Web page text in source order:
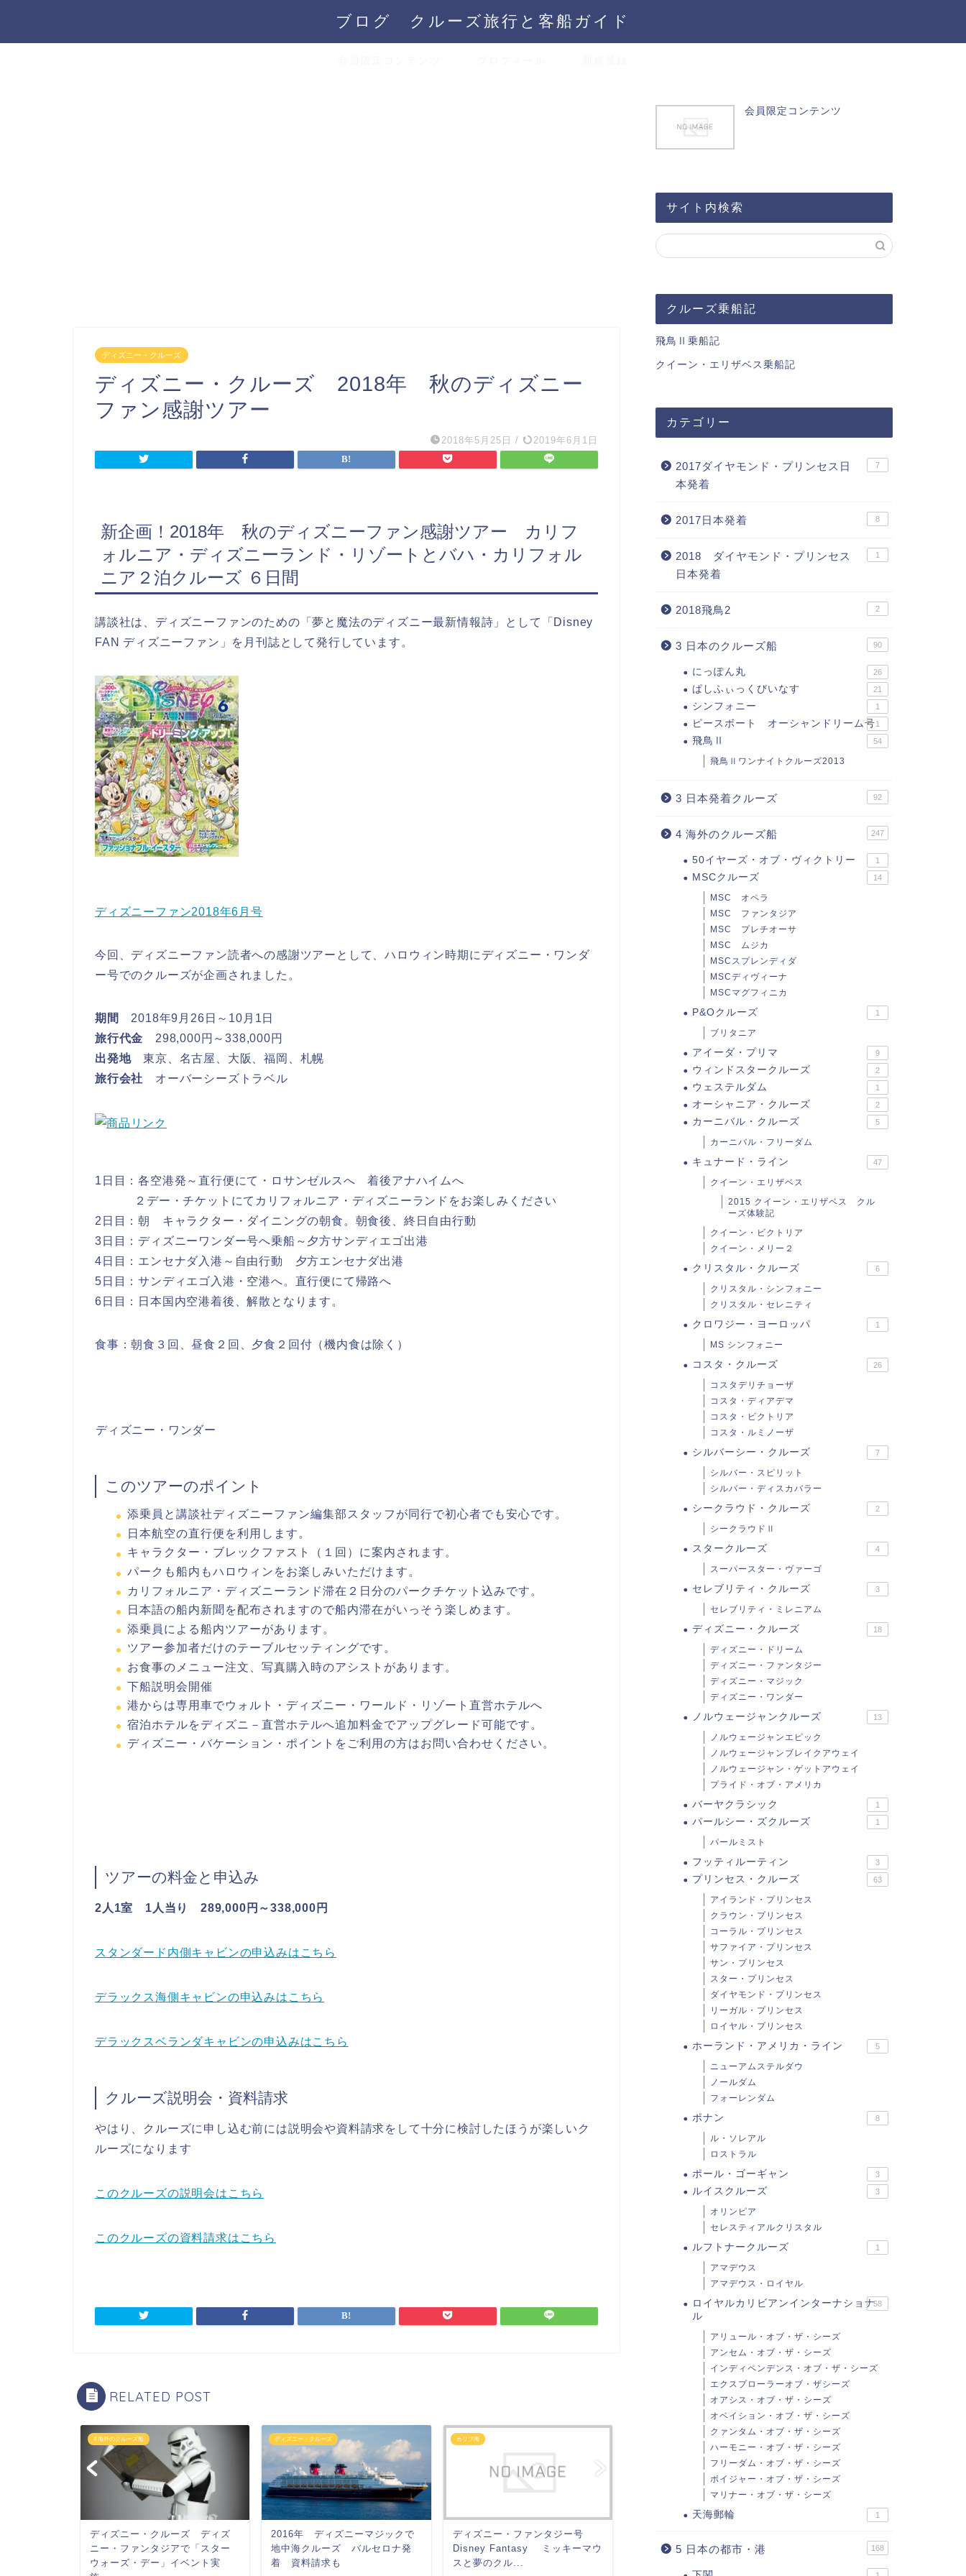
ブログ クルーズ旅行と客船ガイド
ディズニー・クルーズ
ディズニー・クルーズ 2018年 秋のディズニー
ファン感謝ツアー
2018年5月25日 / 2019年6月1日
新企画！2018年 秋のディズニーファン感謝ツアー カリフ
ォルニア・ディズニーランド・リゾートとバハ・カリフォル
ニア２泊クルーズ ６日間
講談社は、ディズニーファンのための「夢と魔法のディズニー最新情報詩」として「Disney
FAN ディズニーファン」を月刊誌として発行しています。
ディズニーファン2018年6月号
今回、ディズニーファン読者への感謝ツアーとして、ハロウィン時期にディズニー・ワンダ
ー号でのクルーズが企画されました。
期間
2018年9月26日～10月1日
旅行代金 298,000円～338,000円
出発地東京、名古屋、大阪、福岡、札幌
旅行会社 オーバーシーズトラベル
1日目：各空港発～直行便にて・ロサンゼルスへ 着後アナハイムへ
２デー・チケットにてカリフォルニア・ディズニーランドをお楽しみください
2日目：朝 キャラクター・ダイニングの朝食。朝食後、終日自由行動
3日目：ディズニーワンダー号へ乗船～夕方サンディエゴ出港
4日目：エンセナダ入港～自由行動 夕方エンセナダ出港
5日目：サンディエゴ入港・空港へ。直行便にて帰路へ
6日目：日本国内空港着後、解散となります。
食事：朝食３回、昼食２回、夕食２回付（機内食は除く）
ディズニー・ワンダー
このツアーのポイント
添乗員と講談社ディズニーファン編集部スタッフが同行で初心者でも安心です。
日本航空の直行便を利用します。
キャラクター・ブレックファスト（１回）に案内されます。
パークも船内もハロウィンをお楽しみいただけます。
カリフォルニア・ディズニーランド滞在２日分のパークチケット込みです。
日本語の船内新聞を配布されますので船内滞在がいっそう楽しめます。
添乗員による船内ツアーがあります。
ツアー参加者だけのテーブルセッティングです。
お食事のメニュー注文、写真購入時のアシストがあります。
下船説明会開催
港からは専用車でウォルト・ディズニー・ワールド・リゾート直営ホテルへ
宿泊ホテルをディズニ－直営ホテルへ追加料金でアップグレード可能です。
ディズニー・バケーション・ポイントをご利用の方はお問い合わせください。
ツアーの料金と申込み
2人1室 1人当り 289,000円～338,000円
スタンダード内側キャビンの申込みはこちら
デラックス海側キャビンの申込みはこちら
デラックスベランダキャビンの申込みはこちら
クルーズ説明会・資料請求
やはり、クルーズに申し込む前には説明会や資料請求をして十分に検討したほうが楽しいク
ルーズになります
このクルーズの説明会はこちら
このクルーズの資料請求はこちら
RELATED POST
4 海外のクルーズ船
ディズニー・クルーズ ディズ
ニー・ファンタジアで「スター
ウォーズ・デー」イベント実
ディズニー・クルーズ
2016年 ディズニーマジックで
地中海クルーズ バルセロナ発
着 資料請求も
カリブ海
ディズニー・ファンタジー号
Disney Fantasy ミッキーマウ
スと夢のクル...
ニー・ファンタジアで「スター
地中海クルーズ バルセロナ発
会員限定コンテンツ
サイト内検索
クルーズ乗船記
飛鳥Ⅱ乗船記
クイーン・エリザベス乗船記
カテゴリー
2017ダイヤモンド・プリンセス日
本発着
7
2017日本発着 8
2018 ダイヤモンド・プリンセス
日本発着
1
2018飛鳥2 2
3 日本のクルーズ船 90
にっぽん丸 26
ぱしふぃっくびいなす 21
シンフォニー 1
ピースボート オーシャンドリーム号1
飛鳥Ⅱ 54
飛鳥Ⅱワンナイトクルーズ2013
3 日本発着クルーズ 92
4 海外のクルーズ船 247
50イヤーズ・オブ・ヴィクトリー 1
MSCクルーズ 14
MSC オペラ
MSC ファンタジア
MSC プレチオーサ
MSC ムジカ
MSCスプレンディダ
MSCディヴィーナ
MSCマグフィニカ
P&Oクルーズ 1
ブリタニア
アイーダ・プリマ 9
ウィンドスタークルーズ 2
ウェステルダム 1
オーシャニア・クルーズ 2
カーニバル・クルーズ 5
カーニバル・フリーダム
キュナード・ライン 47
クイーン・エリザベス
2015 クイーン・エリザベス クル
ーズ体験記
クイーン・ビクトリア
クイーン・メリー２
クリスタル・クルーズ 6
クリスタル・シンフォニー
クリスタル・セレニティ
クロワジー・ヨーロッパ 1
MS シンフォニー
コスタ・クルーズ 26
コスタデリチョーザ
コスタ・ディアデマ
コスタ・ビクトリア
コスタ・ルミノーザ
シルバーシー・クルーズ 7
シルバー・スピリット
シルバー・ディスカバラー
シークラウド・クルーズ 2
シークラウドⅡ
スタークルーズ 4
スーパースター・ヴァーゴ
セレブリティ・クルーズ 3
セレブリティ・ミレニアム
ディズニー・クルーズ 18
ディズニー・ドリーム
ディズニー・ファンタジー
ディズニー・マジック
ディズニー・ワンダー
ノルウェージャンクルーズ 13
ノルウェージャンエピック
ノルウェージャンブレイクアウェイ
ノルウェージャン・ゲットアウェイ
プライド・オブ・アメリカ
バーヤクラシック 1
パールシー・ズクルーズ 1
パールミスト
フッティルーティン 3
プリンセス・クルーズ 63
アイランド・プリンセス
クラウン・プリンセス
コーラル・プリンセス
サファイア・プリンセス
サン・プリンセス
スター・プリンセス
ダイヤモンド・プリンセス
リーガル・プリンセス
ロイヤル・プリンセス
ホーランド・アメリカ・ライン 5
ニューアムステルダウ
ノールダム
フォーレンダム
ポナン 8
ル・ソレアル
ロストラル
ポール・ゴーギャン 3
ルイスクルーズ 3
オリンピア
セレスティアルクリスタル
ルフトナークルーズ 1
アマデウス
アマデウス・ロイヤル
ロイヤルカリビアンインターナショナ
ル
58
アリュール・オブ・ザ・シーズ
アンセム・オブ・ザ・シーズ
インディペンデンス・オブ・ザ・シーズ
エクスプローラーオブ・ザシーズ
オアシス・オブ・ザ・シーズ
オベイション・オブ・ザ・シーズ
クァンタム・オブ・ザ・シーズ
ハーモニー・オブ・ザ・シーズ
フリーダム・オブ・ザ・シーズ
ボイジャー・オブ・ザ・シーズ
マリナー・オブ・ザ・シーズ
天海郵輪 1
5 日本の都市・港 168